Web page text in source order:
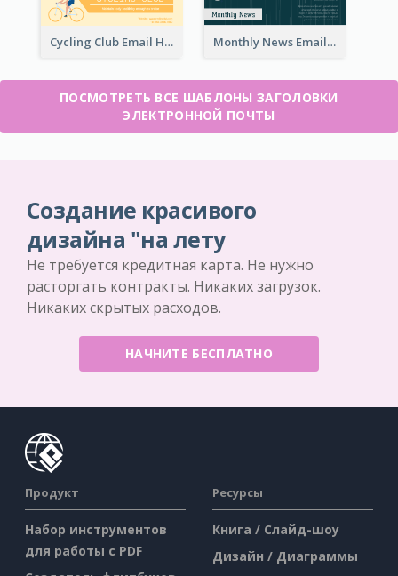
Cycling Club Email Headers Created With Graphic Of Riders Monthly News Email Header With Details
ПОСМОТРЕТЬ ВСЕ ШАБЛОНЫ ЗАГОЛОВКИ
ЭЛЕКТРОННОЙ ПОЧТЫ
Создание красивого
дизайна "на лету
Не требуется кредитная карта. Не нужно
расторгать контракты. Никаких загрузок.
Никаких скрытых расходов.
НАЧНИТЕ БЕСПЛАТНО
Продукт
Набор инструментов
для работы с PDF
Ресурсы
Книга / Слайд-шоу
Дизайн / Диаграммы